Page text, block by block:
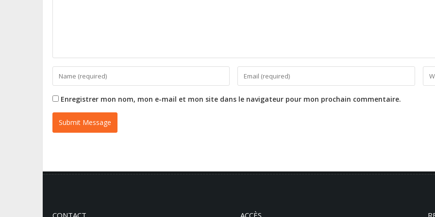
Enregistrer mon nom, mon e-mail et mon site dans le navigateur pour mon prochain commentaire.
CONTACT ACCÈS